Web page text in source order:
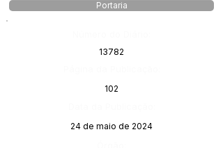
Portaria
13782
102
24 de maio de 2024